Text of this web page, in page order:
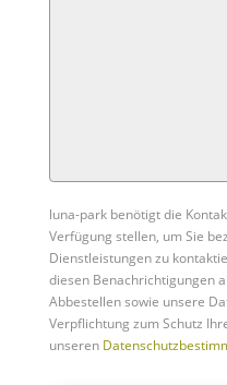
luna-park benötigt die
Verfügung stellen, um Sie
Dienstleistungen zu
diesen Benachrichtigungen
Abbestellen sowie unsere
Verpflichtung zum Schutz
unseren